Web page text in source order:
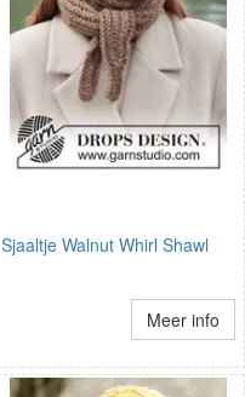
Sjaaltje Walnut Whirl Shawl
Meer info